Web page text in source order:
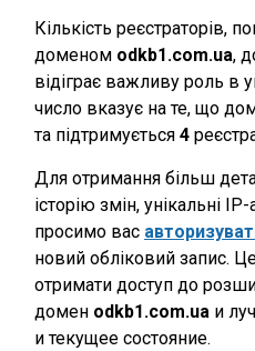
Кількість реєстраторів,
доменом odkb1.com.ua,
відіграє важливу роль в
число вказує на те, що
та підтримується 4
Для отримання більш
історію змін, унікальні
просимо вас
новий обліковий запис.
отримати доступ до
домен odkb1.com.ua и
и текущее состояние.